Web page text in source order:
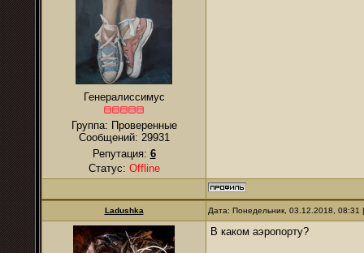
Генералиссимус
Группа: Проверенные
Сообщений: 29931
Репутация: 6
Статус: Offline
Ladushka Дата: Понедельник, 03.12.2018,
В каком аэропорту?